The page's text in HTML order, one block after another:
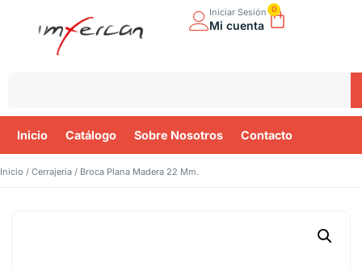
Iniciar Sesión
Mi cuenta
0
Inicio Catálogo Sobre Nosotros Contacto
Inicio / Cerrajeria / Broca Plana Madera 22 Mm.